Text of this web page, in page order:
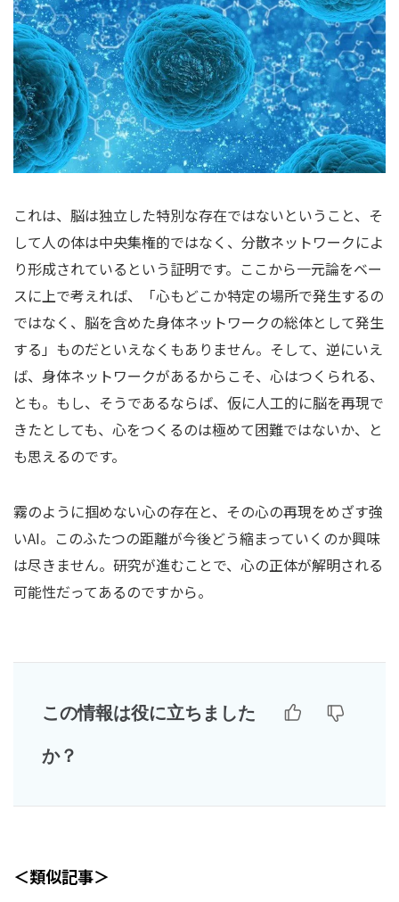
これは、脳は独立した特別な存在ではないということ、そ
して人の体は中央集権的ではなく、分散ネットワークによ
り形成されているという証明です。ここから一元論をベー
スに上で考えれば、「心もどこか特定の場所で発生するの
ではなく、脳を含めた身体ネットワークの総体として発生
する」ものだといえなくもありません。そして、逆にいえ
ば、身体ネットワークがあるからこそ、心はつくられる、
とも。もし、そうであるならば、仮に人工的に脳を再現で
きたとしても、心をつくるのは極めて困難ではないか、と
も思えるのです。
霧のように掴めない心の存在と、その心の再現をめざす強
いAI。このふたつの距離が今後どう縮まっていくのか興味
は尽きません。研究が進むことで、心の正体が解明される
可能性だってあるのですから。
この情報は役に立ちました
か？
＜類似記事＞